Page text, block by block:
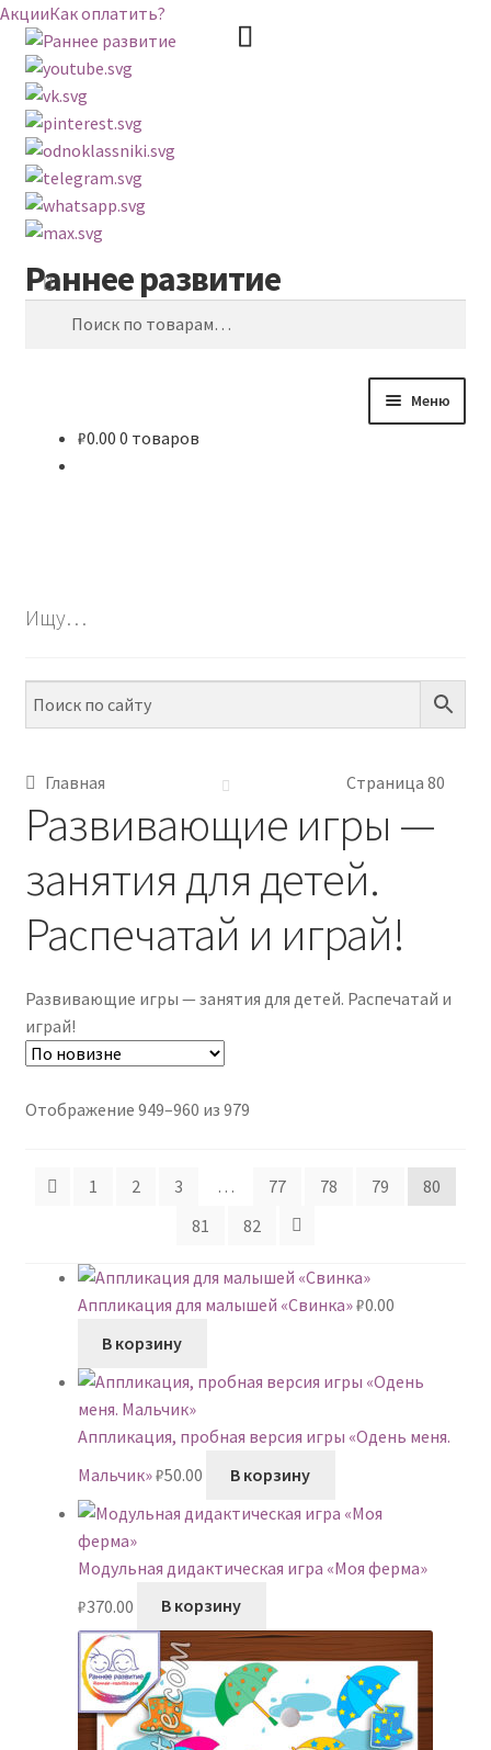
АкцииКак оплатить?
Перейти
к
навигации
Перейти
к
содержимому
Раннее развитие
Поиск
Меню
ПО НАВЫКАМ
ПО ВОЗРАСТУ
КОНТАКТЫ
₽0.00 0 товаров
Ищу…
Главная Страница 80
Развивающие игры —
занятия для детей.
Распечатай и играй!
Развивающие игры — занятия для детей. Распечатай и
играй!
Отображение 949–960 из 979Сортировка:
1
2 3 … 77 78 79
80
81
82
Аппликация для малышей «Свинка»₽0.00
В корзину
Аппликация, пробная версия игры «Одень меня.
Мальчик»₽50.00 В корзину
Модульная дидактическая игра «Моя ферма»
₽370.00 В корзину